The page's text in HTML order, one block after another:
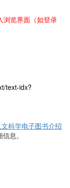
浏览界面（如登录
text-idx?
文科学电子图书介绍
息。